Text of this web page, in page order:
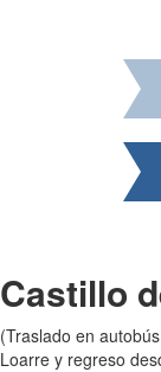
Castillo
(Traslado en
Loarre y regreso